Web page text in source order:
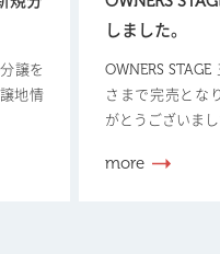
譲を
地情
しました。
OWNERS
さまで完売とな
がとうございまし
more